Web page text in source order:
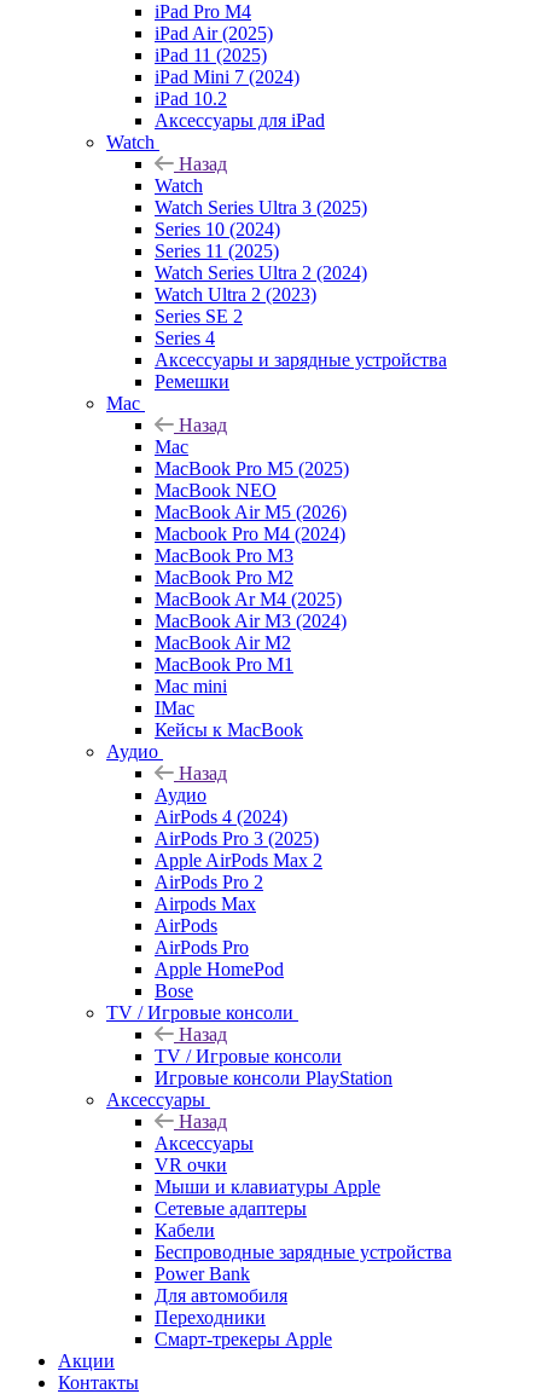
iPad Pro M4
iPad Air (2025)
iPad 11 (2025)
iPad Mini 7 (2024)
iPad 10.2
Аксессуары для iPad
Watch
Назад
Watch
Watch Series Ultra 3 (2025)
Series 10 (2024)
Series 11 (2025)
Watch Series Ultra 2 (2024)
Watch Ultra 2 (2023)
Series SE 2
Series 4
Аксессуары и зарядные устройства
Ремешки
Mac
Назад
Mac
MacBook Pro M5 (2025)
MacBook NEO
MacBook Air M5 (2026)
Macbook Pro M4 (2024)
MacBook Pro M3
MacBook Pro M2
MacBook Ar M4 (2025)
MacBook Air M3 (2024)
MacBook Air M2
MacBook Pro M1
Mac mini
IMac
Кейсы к MacBook
Аудио
Назад
Аудио
AirPods 4 (2024)
AirPods Pro 3 (2025)
Apple AirPods Max 2
AirPods Pro 2
Airpods Max
AirPods
AirPods Pro
Apple HomePod
Bose
TV / Игровые консоли
Назад
TV / Игровые консоли
Игровые консоли PlayStation
Аксессуары
Назад
Аксессуары
VR очки
Мыши и клавиатуры Apple
Сетевые адаптеры
Кабели
Беспроводные зарядные устройства
Power Bank
Для автомобиля
Переходники
Смарт-трекеры Apple
Акции
Контакты